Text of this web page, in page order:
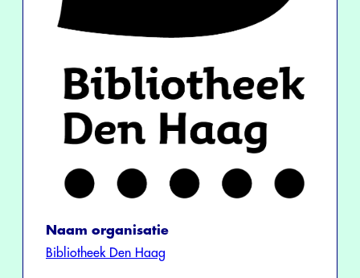
Naam organisatie
Bibliotheek Den Haag